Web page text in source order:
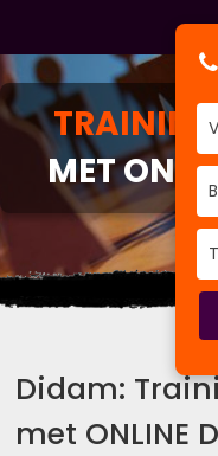
MET
Uit
Didam:
met ONLINE